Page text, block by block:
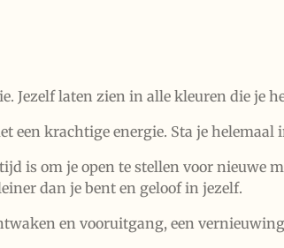
Jezelf laten zien in alle kleuren die je
een krachtige energie. Sta je helemaal
is om je open te stellen voor nieuwe
dan je bent en geloof in jezelf.
en vooruitgang, een